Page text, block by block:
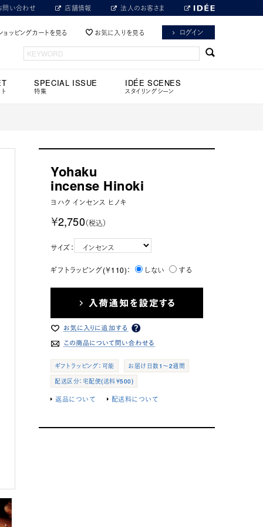
問い合わせ 店舗情報 法人のお客さま
ョッピングカートを見る お気に入りを見る ログイン
SPECIAL ISSUE
特集
IDÉE SCENES
スタイリングシーン
Yohaku
incense Hinoki
ヨハク インセンス ヒノキ
￥2,750（税込）
サイズ：
ギフトラッピング(￥110)： しない する
ギフトラッピング：可能
お届け日数1～2週間
配送区分：宅配便(送料￥500)
返品について 配送料について